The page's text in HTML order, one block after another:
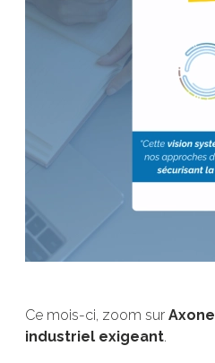
Ce mois-ci, zoom sur Axone
industriel exigeant.